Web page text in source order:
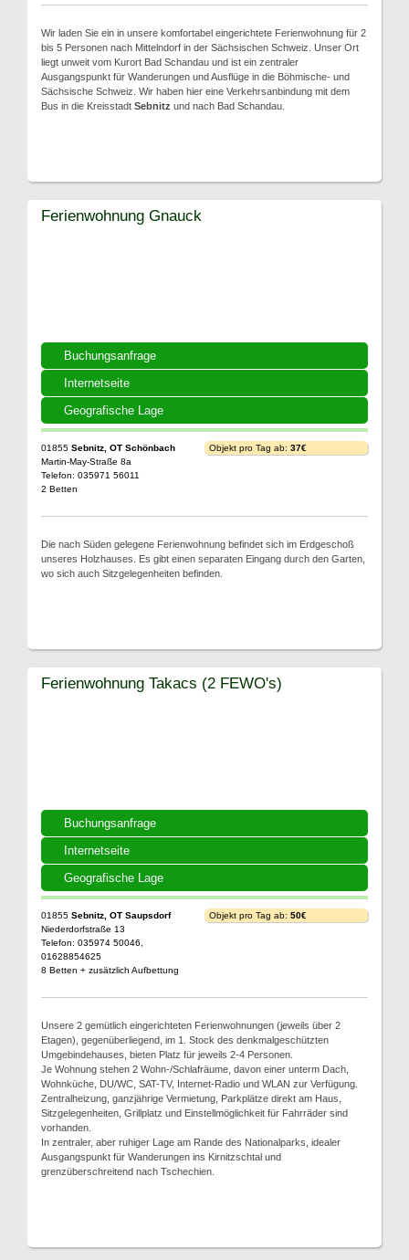
Wir laden Sie ein in unsere komfortabel eingerichtete Ferienwohnung für 2
bis 5 Personen nach Mittelndorf in der Sächsischen Schweiz. Unser Ort
liegt unweit vom Kurort Bad Schandau und ist ein zentraler
Ausgangspunkt für Wanderungen und Ausflüge in die Böhmische- und
Sächsische Schweiz. Wir haben hier eine Verkehrsanbindung mit dem
Bus in die Kreisstadt Sebnitz und nach Bad Schandau.
Buchungsanfrage
Internetseite
Geografische Lage
Ferienwohnung Gnauck
01855 Sebnitz, OT Schönbach
Martin-May-Straße 8a
Telefon: 035971 56011
2 Betten
Objekt pro Tag ab: 37€
Die nach Süden gelegene Ferienwohnung befindet sich im Erdgeschoß
unseres Holzhauses. Es gibt einen separaten Eingang durch den Garten,
wo sich auch Sitzgelegenheiten befinden.
Buchungsanfrage
Internetseite
Geografische Lage
Ferienwohnung Takacs (2 FEWO's)
01855 Sebnitz, OT Saupsdorf
Niederdorfstraße 13
Telefon: 035974 50046,
01628854625
8 Betten + zusätzlich Aufbettung
Objekt pro Tag ab: 50€
Unsere 2 gemütlich eingerichteten Ferienwohnungen (jeweils über 2
Etagen), gegenüberliegend, im 1. Stock des denkmalgeschützten
Umgebindehauses, bieten Platz für jeweils 2-4 Personen.
Je Wohnung stehen 2 Wohn-/Schlafräume, davon einer unterm Dach,
Wohnküche, DU/WC, SAT-TV, Internet-Radio und WLAN zur Verfügung.
Zentralheizung, ganzjährige Vermietung, Parkplätze direkt am Haus,
Sitzgelegenheiten, Grillplatz und Einstellmöglichkeit für Fahrräder sind
vorhanden.
In zentraler, aber ruhiger Lage am Rande des Nationalparks, idealer
Ausgangspunkt für Wanderungen ins Kirnitzschtal und
grenzüberschreitend nach Tschechien.